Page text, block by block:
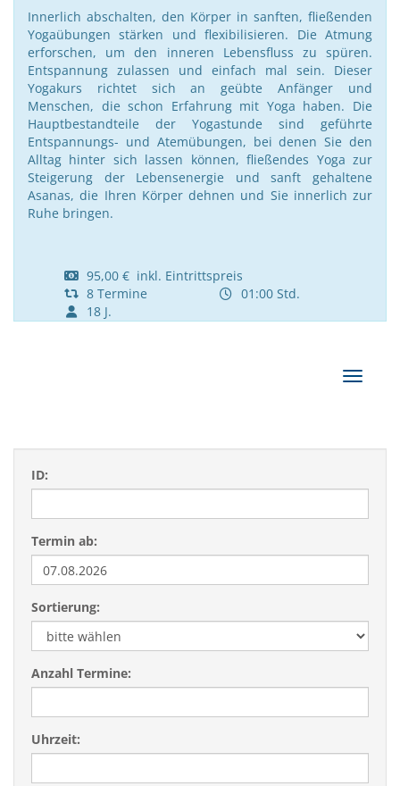
Innerlich abschalten, den Körper in sanften, fließenden
Yogaübungen stärken und flexibilisieren. Die Atmung
erforschen, um den inneren Lebensfluss zu spüren.
Entspannung zulassen und einfach mal sein. Dieser
Yogakurs richtet sich an geübte Anfänger und
Menschen, die schon Erfahrung mit Yoga haben. Die
Hauptbestandteile der Yogastunde sind geführte
Entspannungs- und Atemübungen, bei denen Sie den
Alltag hinter sich lassen können, fließendes Yoga zur
Steigerung der Lebensenergie und sanft gehaltene
Asanas, die Ihren Körper dehnen und Sie innerlich zur
Ruhe bringen.
95,00 € inkl. Eintrittspreis
8 Termine
01:00 Std.
18 J.
ID:
Termin ab:
Sortierung:
Anzahl Termine:
Uhrzeit: